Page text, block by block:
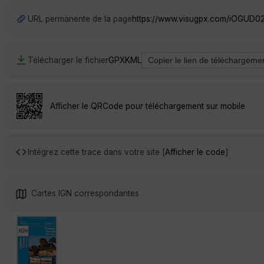
URL permanente de la pagehttps://www.visugpx.com/
Télécharger le fichierGPXKML
Afficher le QRCode pour téléchargement sur mobile
Intégrez cette trace dans votre site [Afficher le code]
Cartes IGN correspondantes